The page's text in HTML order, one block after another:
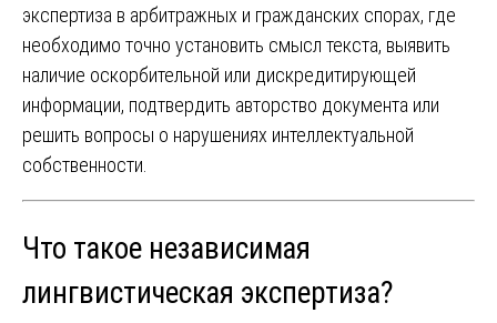
экспертиза в арбитражных и гражданских спорах, где
необходимо точно установить смысл текста, выявить
наличие оскорбительной или дискредитирующей
информации, подтвердить авторство документа или
решить вопросы о нарушениях интеллектуальной
собственности.
Что такое независимая
лингвистическая экспертиза?